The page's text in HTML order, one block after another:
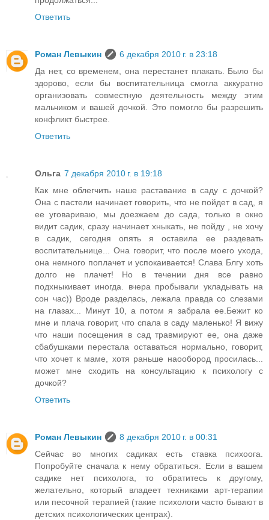
Ответить
Роман Левыкин
6 декабря 2010 г. в 23:18
Да нет, со временем, она перестанет плакать. Было бы
здорово, если бы воспитательница смогла аккуратно
организовать совместную деятельность между этим
мальчиком и вашей дочкой. Это помогло бы разрешить
конфликт быстрее.
Ответить
Ольга 7 декабря 2010 г. в 19:18
Как мне облегчить наше раставание в саду с дочкой?
Она с пастели начинает говорить, что не пойдет в сад, я
ее уговариваю, мы доезжаем до сада, только в окно
видит садик, сразу начинает хныкать, не пойду , не хочу
в садик, сегодня опять я оставила ее раздевать
воспитательнице... Она говорит, что после моего ухода,
она немного поплачет и успокаивается! Слава Блгу хоть
долго не плачет! Но в течении дня все равно
подхныкивает иногда. вчера пробывали укладывать на
сон час)) Вроде разделась, лежала правда со слезами
на глазах... Минут 10, а потом я забрала ее.Бежит ко
мне и плача говорит, что спала в саду маленько! Я вижу
что наши посещения в сад травмируют ее, она даже
сбабушками перестала оставаться нормально, говорит,
что хочет к маме, хотя раньше наообород просилась...
может мне сходить на консультацию к психологу с
дочкой?
Ответить
Роман Левыкин
8 декабря 2010 г. в 00:31
Сейчас во многих садиках есть ставка психоога.
Попробуйте сначала к нему обратиться. Если в вашем
садике нет психолога, то обратитесь к другому,
желательно, который владеет техниками арт-терапии
или песочной терапией (такие психологи часто бывают в
детских психологических центрах).